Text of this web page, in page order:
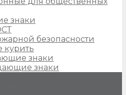
знаки
безопасности
курить
знаки
знаки